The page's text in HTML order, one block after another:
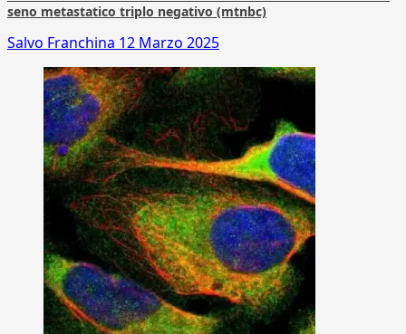
seno metastatico triplo negativo (mtnbc)
Salvo Franchina 12 Marzo 2025